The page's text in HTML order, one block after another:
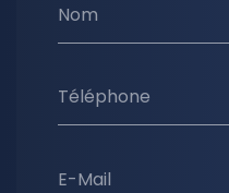
Nom
Téléphone
E-Mail